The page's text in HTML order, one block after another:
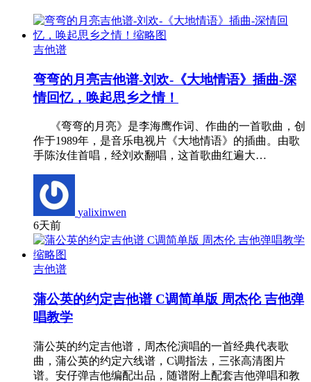
吉他谱
弯弯的月亮吉他谱-刘欢-《大地情语》插曲-深
情回忆，唤起思乡之情！
《弯弯的月亮》是李海鹰作词、作曲的一首歌曲，创
作于1989年，是音乐电视片《大地情语》的插曲。由歌
手陈汝佳首唱，经刘欢翻唱，这首歌曲红遍大…
yalixinwen
6天前
吉他谱
蒲公英的约定吉他谱 C调简单版 周杰伦 吉他弹
唱教学
蒲公英的约定吉他谱，周杰伦演唱的一首经典代表歌
曲，蒲公英的约定六线谱，C调指法，三张高清图片
谱。安仔弹吉他编配出品，随谱附上配套吉他弹唱和教